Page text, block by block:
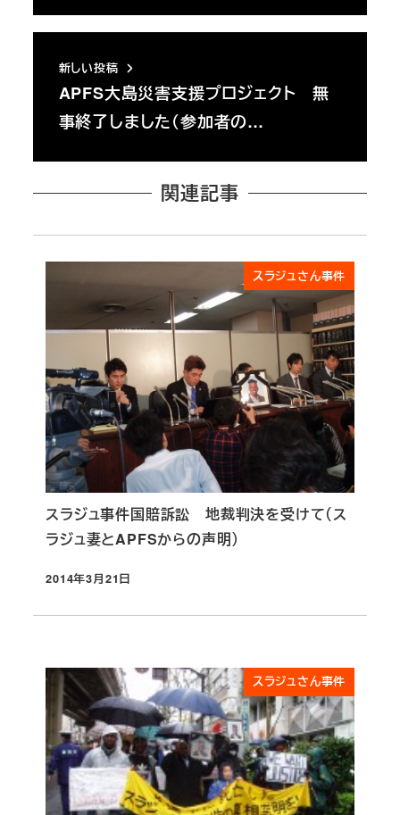
新しい投稿
APFS大島災害支援プロジェクト 無
事終了しました（参加者の…
関連記事
スラジュさん事件
スラジュ事件国賠訴訟 地裁判決を受けて（ス
ラジュ妻とAPFSからの声明）
投稿日
2014年3月21日
スラジュさん事件